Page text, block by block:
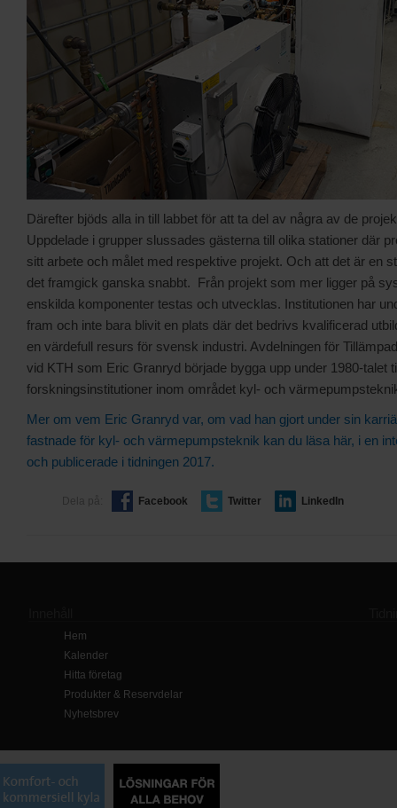
Därefter bjöds alla in till labbet för att ta del av några av de
Uppdelade i grupper slussades gästerna till olika stationer där
sitt arbete och målet med respektive projekt. Och att det är en
det framgick ganska snabbt. Från projekt som mer ligger på
enskilda komponenter testas och utvecklas. Institutionen har
fram och inte bara blivit en plats där det bedrivs kvalificerad
en värdefull resurs för svensk industri. Avdelningen för
vid KTH som Eric Granryd började bygga upp under 1980-talet
forskningsinstitutioner inom området kyl- och
Mer om vem Eric Granryd var, om vad han gjort under sin
fastnade för kyl- och värmepumpsteknik kan du läsa här, i en
och publicerade i tidningen 2017.
Facebook Twitter LinkedIn
Hem
Kalender
Hitta företag
Produkter & Reservdelar
Nyhetsbrev